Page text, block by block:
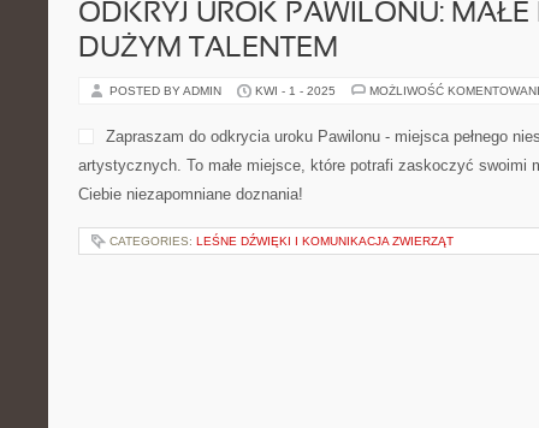
ODKRYJ UROK PAWILONU: MAŁE
DUŻYM TALENTEM
POSTED BY ADMIN KWI - 1 - 2025 MOŻLIWOŚĆ
Zapraszam do odkrycia uroku Pawilonu - miejsca pełnego
artystycznych. To małe miejsce, które potrafi zaskoczyć swoimi
Ciebie niezapomniane doznania!
CATEGORIES: LEŚNE DŹWIĘKI I KOMUNIKACJA ZWIERZĄT